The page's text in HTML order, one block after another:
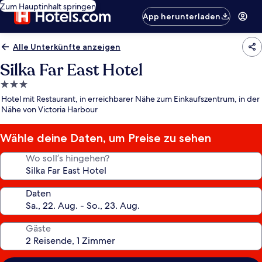
Zum Hauptinhalt springen
App herunterladen
Alle Unterkünfte anzeigen
Silka Far East Hotel
3.0-
Sterne-
Unterkunft
Hotel mit Restaurant, in erreichbarer Nähe zum Einkaufszentrum, in der
Nähe von Victoria Harbour
Wähle deine Daten, um Preise zu sehen
Wo soll’s hingehen?
Daten
Gäste